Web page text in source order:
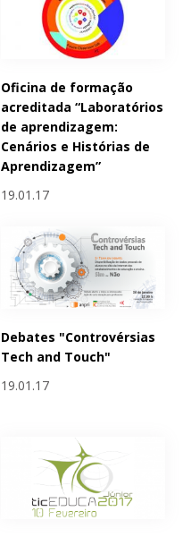
Oficina de formação
acreditada “Laboratórios
de aprendizagem:
Cenários e Histórias de
Aprendizagem”
19.01.17
Debates "Controvérsias
Tech and Touch"
19.01.17